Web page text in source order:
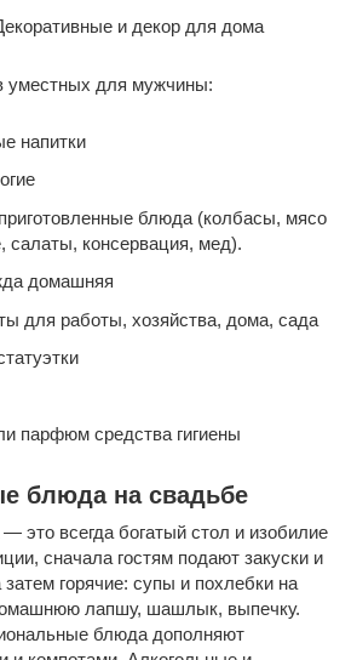
и декор для дома
уместных для мужчины:
напитки
блюда (колбасы, мясо
салаты, консервация, мед).
домашняя
для работы, хозяйства, дома, сада
парфюм средства гигиены
блюда на свадьбе
это всегда богатый стол и изобилие
сначала гостям подают закуски и
горячие: супы и похлебки на
лапшу, шашлык, выпечку.
блюда дополняют